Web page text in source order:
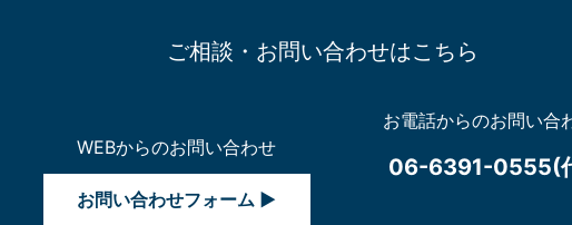
ご相談・お問い合わせはこちら
WEBからのお問い合わせ
お問い合わせフォーム ▶
お電話からのお問い合
06-6391-0555(